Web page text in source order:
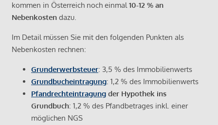
kommen in Österreich noch einmal10-12 % an
Nebenkosten dazu.
Im Detail müssen Sie mit den folgenden Punkten als
Nebenkosten rechnen:
Grunderwerbsteuer: 3,5 % des Immobilienwerts
Grundbucheintragung: 1,2 % des Immobilienwerts
Pfandrechteintragung der Hypothek ins
Grundbuch: 1,2 % des Pfandbetrages inkl. einer
möglichen NGS